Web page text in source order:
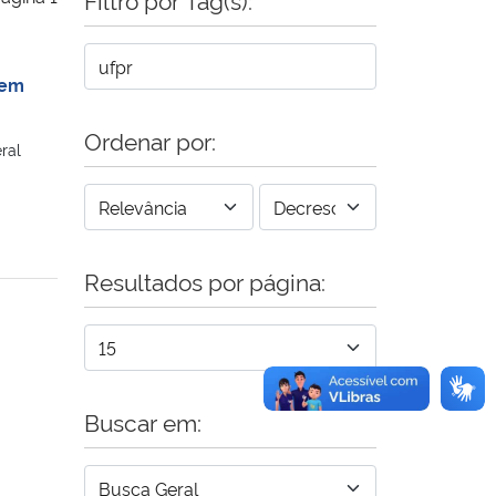
Ordenar por:
Resultados por página:
Buscar em: